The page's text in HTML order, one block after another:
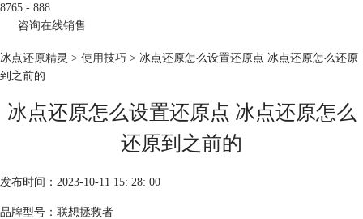
8765 - 888
咨询在线销售
冰点还原精灵 > 使用技巧 > 冰点还原怎么设置还原点 冰点还原怎么还原
到之前的
冰点还原怎么设置还原点 冰点还原怎么
还原到之前的
发布时间：2023-10-11 15: 28: 00
品牌型号：联想拯救者